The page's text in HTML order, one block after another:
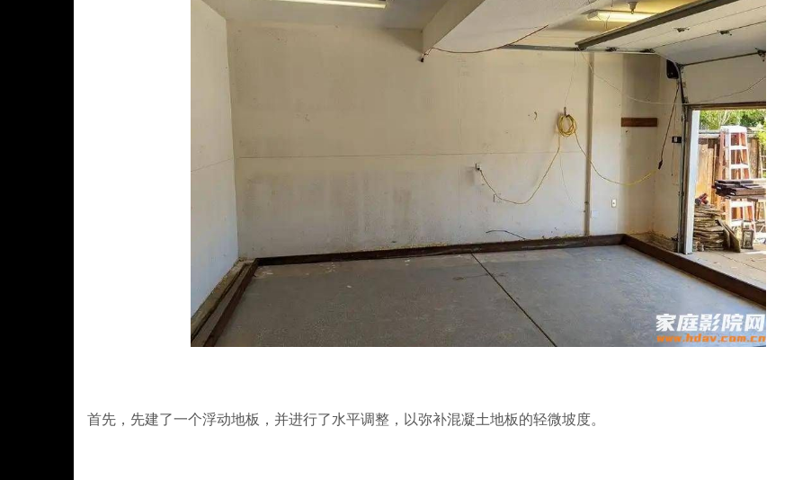
首先，先建了一个浮动地板，并进行了水平调整，以弥补混凝土地板的轻微坡度。